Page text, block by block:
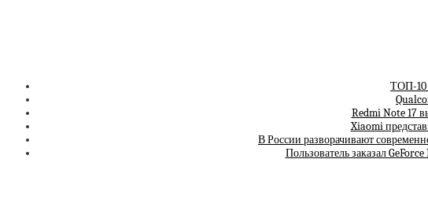
ТОП-10
Redmi Note 17
Xiaomi
В России разворачивают
Пользователь заказал